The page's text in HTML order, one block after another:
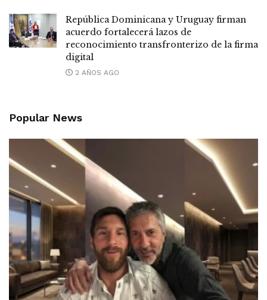
República Dominicana y Uruguay firman
acuerdo fortalecerá lazos de
reconocimiento transfronterizo de la firma
digital
2 AÑOS AGO
Popular News